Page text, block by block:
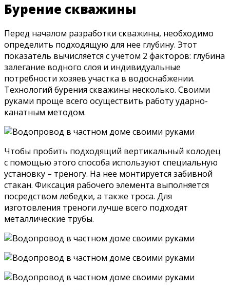
Бурение скважины
Перед началом разработки скважины, необходимо
определить подходящую для нее глубину. Этот
показатель вычисляется с учетом 2 факторов: глубина
залегание водного слоя и индивидуальные
потребности хозяев участка в водоснабжении.
Технологий бурения скважины несколько. Своими
руками проще всего осуществить работу ударно-
канатным методом.
Чтобы пробить подходящий вертикальный колодец
с помощью этого способа используют специальную
установку – треногу. На нее монтируется забивной
стакан. Фиксация рабочего элемента выполняется
посредством лебедки, а также троса. Для
изготовления треноги лучше всего подходят
металлические трубы.